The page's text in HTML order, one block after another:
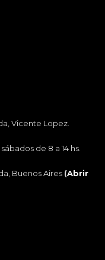
Vicente Lopez.
de 8 a 14 hs.
Buenos Aires (Abrir